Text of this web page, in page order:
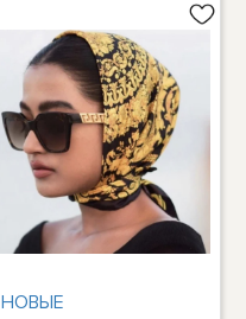
НОВЫЕ